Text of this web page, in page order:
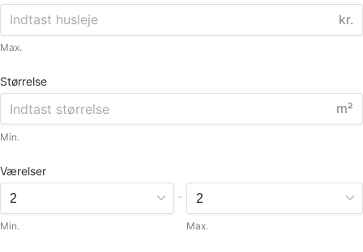
kr.
Max.
Størrelse
m²
Min.
Værelser
Min.
-
Max.